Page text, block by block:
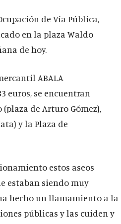
de Vía Pública,
en la plaza Waldo
de hoy.
ABALA
euros, se encuentran
de Arturo Gómez),
y la Plaza de
estos aseos
estaban siendo muy
hecho un llamamiento a la
públicas y las cuiden y